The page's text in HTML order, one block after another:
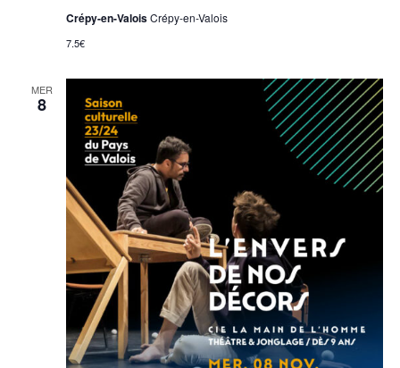
Crépy-en-ValoisCrépy-en-Valois
7.5€
MER
8